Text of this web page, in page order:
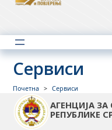
Сервиси
Почетна Сервиси
АГЕНЦИЈА
РЕПУБЛИКЕ